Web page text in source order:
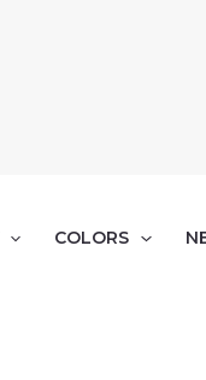
COLORS